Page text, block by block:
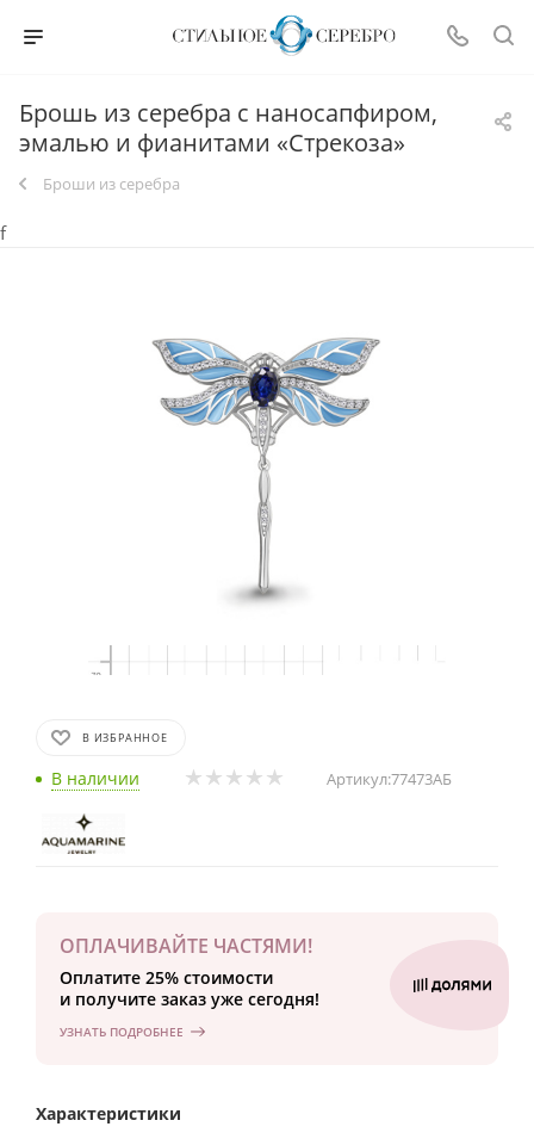
Брошь из серебра с наносапфиром,
эмалью и фианитами «Стрекоза»
Броши из серебра
f
В ИЗБРАННОЕ
В наличии Артикул:77473АБ
ОПЛАЧИВАЙТЕ ЧАСТЯМИ!
Оплатите 25% стоимости
и получите заказ уже сегодня!
УЗНАТЬ ПОДРОБНЕЕ
Характеристики